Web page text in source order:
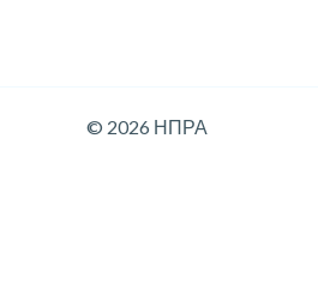
© 2026 НПРА